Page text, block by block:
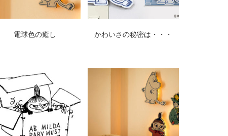
電球色の癒し かわいさの秘密は・・・